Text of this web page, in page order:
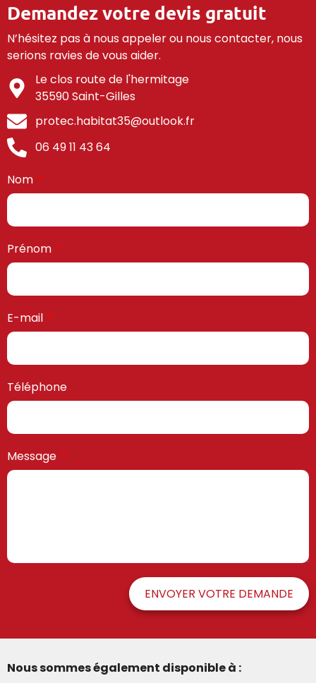
Demandez votre devis gratuit
N’hésitez pas à nous appeler ou nous contacter, nous
serions ravies de vous aider.
Le clos route de l'hermitage
35590 Saint-Gilles
protec.habitat35@outlook.fr
06 49 11 43 64
Nom
Prénom
E-mail
Téléphone
Message
ENVOYER VOTRE DEMANDE
Nous sommes également disponible à :